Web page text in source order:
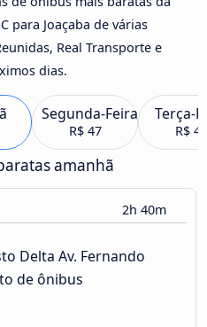
para Joaçaba de várias
Real Transporte e
dias.
Segunda-Feira
R$ 47
Terça-
R$ 43
amanhã
2h 40m
Delta Av. Fernando
de ônibus